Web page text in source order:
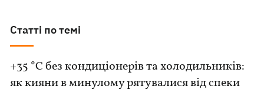
Статті по темі
+35 °C без кондиціонерів та холодильників:
як кияни в минулому рятувалися від спеки